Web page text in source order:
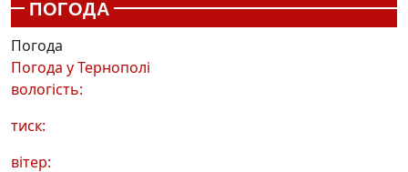
ПОГОДА
Погода
Погода уТернополі
вологість:
тиск:
вітер: